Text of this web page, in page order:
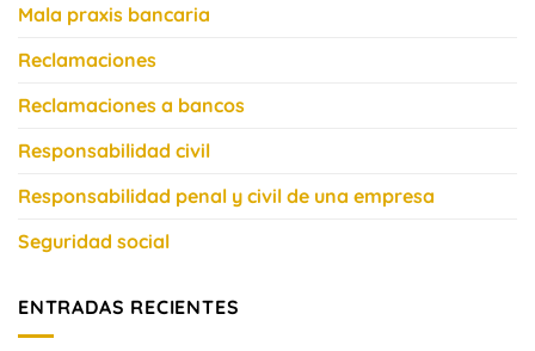
Mala praxis bancaria
Reclamaciones
Reclamaciones a bancos
Responsabilidad civil
Responsabilidad penal y civil de una empresa
Seguridad social
ENTRADAS RECIENTES